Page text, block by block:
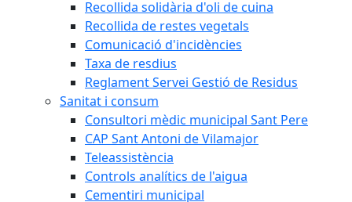
Recollida solidària d'oli de cuina
Recollida de restes vegetals
Comunicació d'incidències
Taxa de resdius
Reglament Servei Gestió de Residus
Sanitat i consum
Consultori mèdic municipal Sant Pere
CAP Sant Antoni de Vilamajor
Teleassistència
Controls analítics de l'aigua
Cementiri municipal